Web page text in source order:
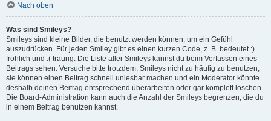
Nach oben
Was sind Smileys?
Smileys sind kleine Bilder, die benutzt werden können, um ein Gefühl
auszudrücken. Für jeden Smiley gibt es einen kurzen Code, z. B. bedeutet :)
fröhlich und :( traurig. Die Liste aller Smileys kannst du beim Verfassen eines
Beitrags sehen. Versuche bitte trotzdem, Smileys nicht zu häufig zu benutzen,
sie können einen Beitrag schnell unlesbar machen und ein Moderator könnte
deshalb deinen Beitrag entsprechend überarbeiten oder gar komplett löschen.
Die Board-Administration kann auch die Anzahl der Smileys begrenzen, die du
in einem Beitrag benutzen kannst.